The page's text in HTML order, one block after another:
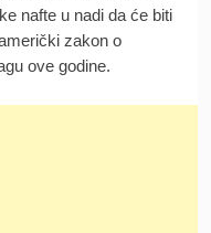
nafte u nadi da će biti
zakon o
ove godine.